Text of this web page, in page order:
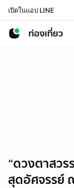
เปิดในแอป LINE
ท่องเที่ยว
“ดวงตาสว
สุดอัศจรรย์